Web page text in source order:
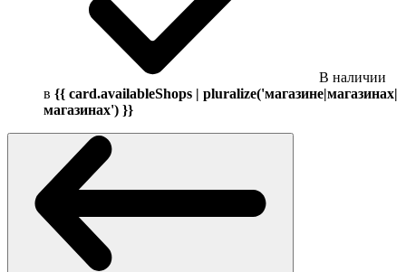
В наличии
в {{ card.availableShops | pluralize('магазине|магазинах|
магазинах') }}